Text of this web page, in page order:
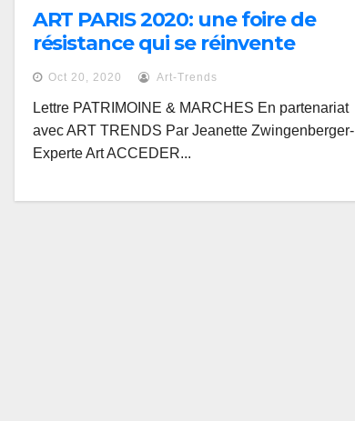
ART PARIS 2020: une foire de
résistance qui se réinvente
Oct 20, 2020 Art-Trends
Lettre PATRIMOINE & MARCHES En partenariat
avec ART TRENDS Par Jeanette Zwingenberger-
Experte Art ACCEDER...